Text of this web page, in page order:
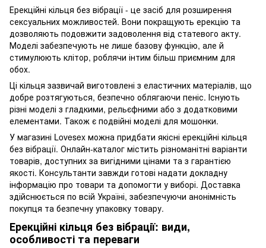
Ерекційні кільця без вібрації - це засіб для розширення
сексуальних можливостей. Вони покращують ерекцію та
дозволяють подовжити задоволення від статевого акту.
Моделі забезпечують не лише базову функцію, але й
стимулюють клітор, роблячи інтим більш приємним для
обох.
Ці кільця зазвичай виготовлені з еластичних матеріалів, що
добре розтягуються, безпечно облягаючи пеніс. Існують
різні моделі з гладкими, рельєфними або з додатковими
елементами. Також є подвійні моделі для мошонки.
У магазині Lovesex можна придбати якісні ерекційні кільця
без вібрації. Онлайн-каталог містить різноманітні варіанти
товарів, доступних за вигідними цінами та з гарантією
якості. Консультанти завжди готові надати докладну
інформацію про товари та допомогти у виборі. Доставка
здійснюється по всій Україні, забезпечуючи анонімність
покупця та безпечну упаковку товару.
Ерекційні кільця без вібрації: види,
особливості та переваги